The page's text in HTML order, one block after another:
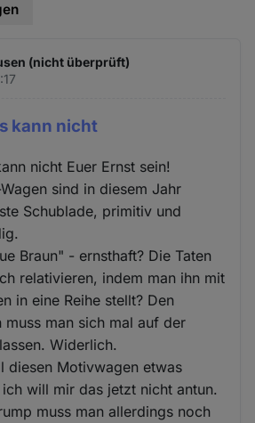
(nicht überprüft)
kann nicht
nicht Euer Ernst sein!
sind in diesem Jahr
Schublade, primitiv und
Braun" - ernsthaft? Die Taten
relativieren, indem man ihn mit
in eine Reihe stellt? Den
muss man sich mal auf der
Widerlich.
diesen Motivwagen etwas
will mir das jetzt nicht antun.
muss man allerdings noch